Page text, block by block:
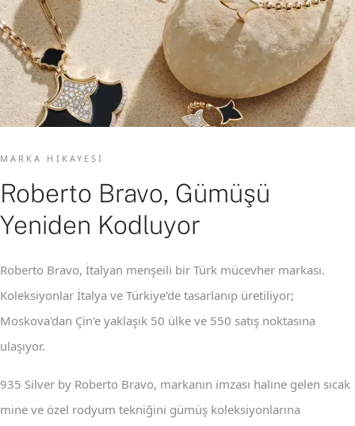
MARKA HIKAYESI
Roberto Bravo, Gümüşü
Yeniden Kodluyor
Roberto Bravo, İtalyan menşeili bir Türk mücevher markası.
Koleksiyonlar İtalya ve Türkiye'de tasarlanıp üretiliyor;
Moskova'dan Çin'e yaklaşık 50 ülke ve 550 satış noktasına
ulaşıyor.
935 Silver by Roberto Bravo, markanın imzası haline gelen sıcak
mine ve özel rodyum tekniğini gümüş koleksiyonlarına